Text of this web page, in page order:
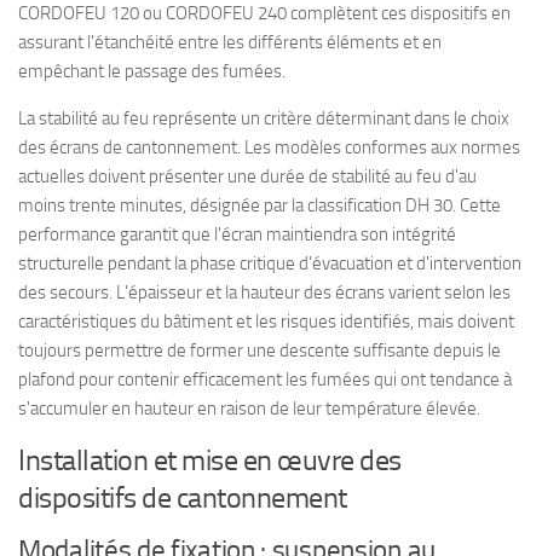
CORDOFEU 120 ou CORDOFEU 240 complètent ces dispositifs en
assurant l'étanchéité entre les différents éléments et en
empêchant le passage des fumées.
La stabilité au feu représente un critère déterminant dans le choix
des écrans de cantonnement. Les modèles conformes aux normes
actuelles doivent présenter une durée de stabilité au feu d'au
moins trente minutes, désignée par la classification DH 30. Cette
performance garantit que l'écran maintiendra son intégrité
structurelle pendant la phase critique d'évacuation et d'intervention
des secours. L'épaisseur et la hauteur des écrans varient selon les
caractéristiques du bâtiment et les risques identifiés, mais doivent
toujours permettre de former une descente suffisante depuis le
plafond pour contenir efficacement les fumées qui ont tendance à
s'accumuler en hauteur en raison de leur température élevée.
Installation et mise en œuvre des
dispositifs de cantonnement